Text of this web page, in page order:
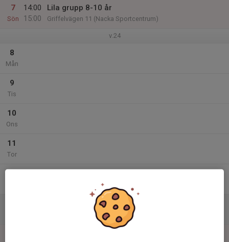
7
Sön
14:00
15:00
Lila grupp 8-10 år
Griffelvägen 11 (Nacka Sportcentrum)
v.24
8
Mån
9
Tis
10
Ons
11
Tor